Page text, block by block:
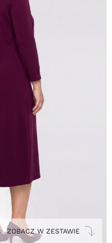
ZOBACZ W ZESTAWIE